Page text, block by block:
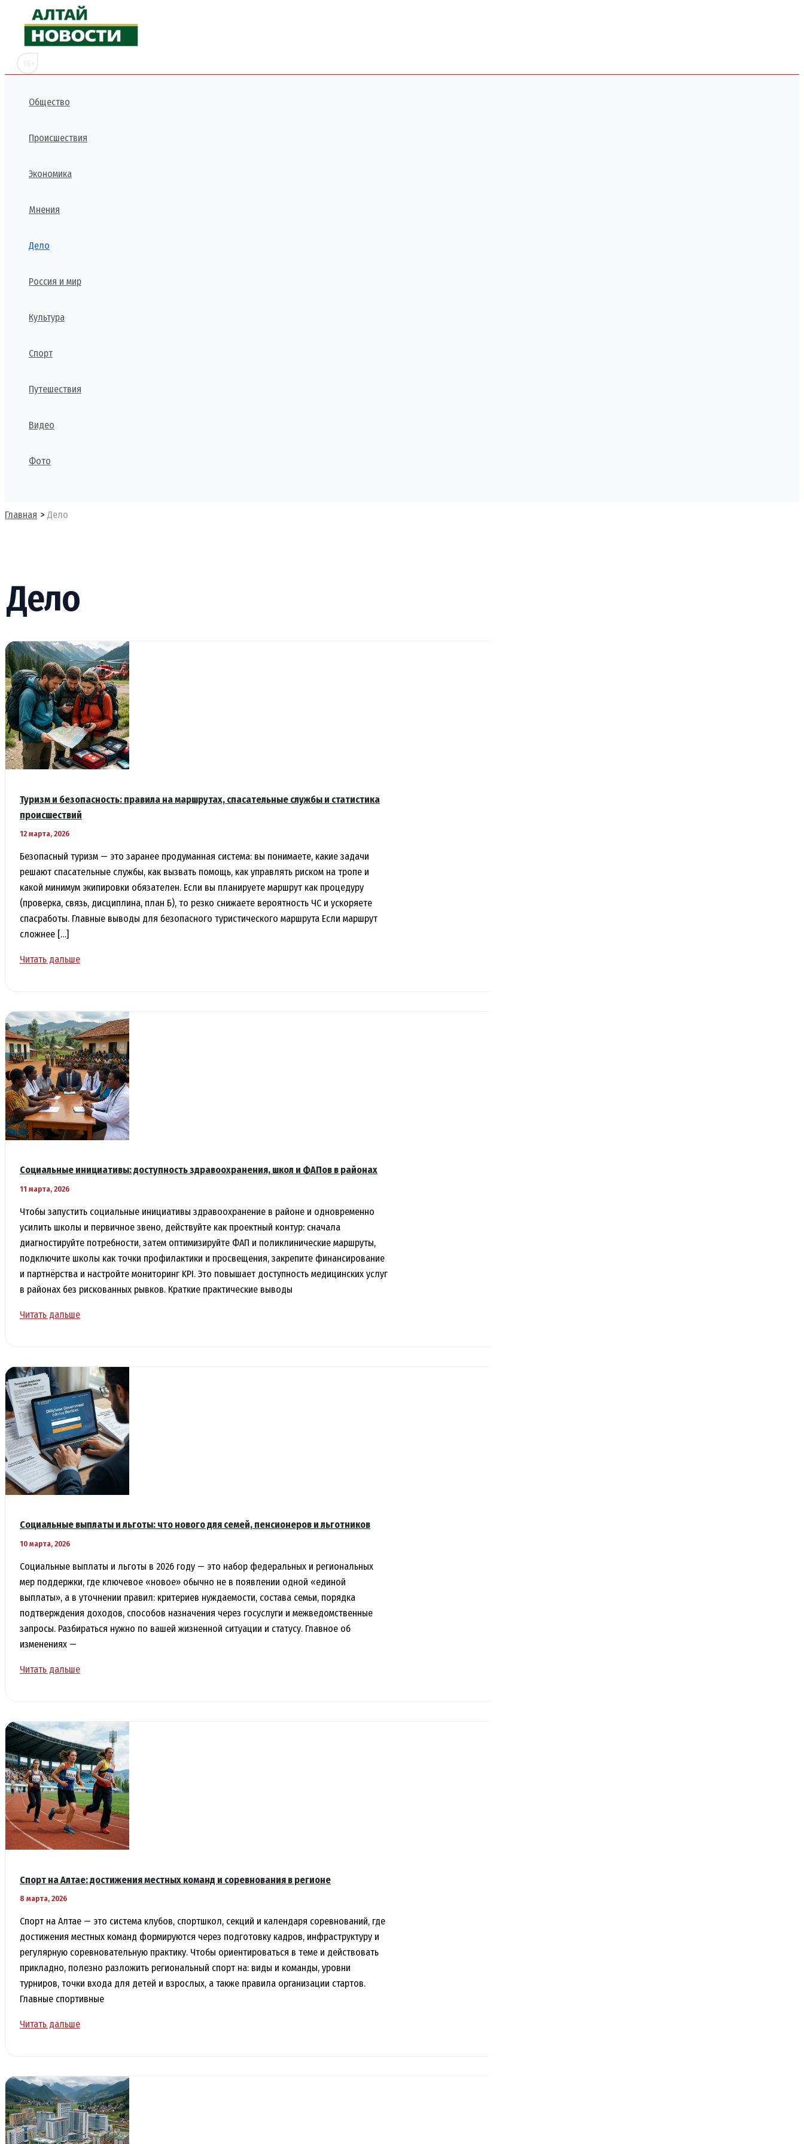
Перейти
содержимому
Общество
Происшествия
Экономика
Мнения
Дело
Россия и мир
Культура
Спорт
Путешествия
Видео
Фото
Главная Дело
Дело
Туризм и безопасность: правила на маршрутах, спасательные службы и статистика
происшествий
12 марта, 2026
Безопасный туризм — это заранее продуманная система: вы понимаете, какие задачи
решают спасательные службы, как вызвать помощь, как управлять риском на тропе и
какой минимум экипировки обязателен. Если вы планируете маршрут как процедуру
(проверка, связь, дисциплина, план Б), то резко снижаете вероятность ЧС и ускоряете
спасработы. Главные выводы для безопасного туристического маршрута Если маршрут
сложнее […]
Туризм
на
маршрутах,
спасательные
службы
и
статистика
происшествий
Читать дальше
Социальные инициативы: доступность здравоохранения, школ и ФАПов в районах
11 марта, 2026
Чтобы запустить социальные инициативы здравоохранение в районе и одновременно
усилить школы и первичное звено, действуйте как проектный контур: сначала
диагностируйте потребности, затем оптимизируйте ФАП и поликлинические маршруты,
подключите школы как точки профилактики и просвещения, закрепите финансирование
и партнёрства и настройте мониторинг KPI. Это повышает доступность медицинских услуг
в районах без рискованных рывков. Краткие практические выводы
Социальные
школ
и
ФАПов
в
районах
Читать дальше
Социальные выплаты и льготы: что нового для семей, пенсионеров и льготников
10 марта, 2026
Социальные выплаты и льготы в 2026 году — это набор федеральных и региональных
мер поддержки, где ключевое «новое» обычно не в появлении одной «единой
выплаты», а в уточнении правил: критериев нуждаемости, состава семьи, порядка
подтверждения доходов, способов назначения через госуслуги и межведомственные
запросы. Разбираться нужно по вашей жизненной ситуации и статусу. Главное об
изменениях —
Социальные
что
нового
для
семей,
пенсионеров
и
льготников
Читать дальше
Спорт на Алтае: достижения местных команд и соревнования в регионе
8 марта, 2026
Спорт на Алтае — это система клубов, спортшкол, секций и календаря соревнований, где
достижения местных команд формируются через подготовку кадров, инфраструктуру и
регулярную соревновательную практику. Чтобы ориентироваться в теме и действовать
прикладно, полезно разложить региональный спорт на: виды и команды, уровни
турниров, точки входа для детей и взрослых, а также правила организации стартов.
Главные спортивные
Спорт
местных
команд
и
соревнования
Читать дальше